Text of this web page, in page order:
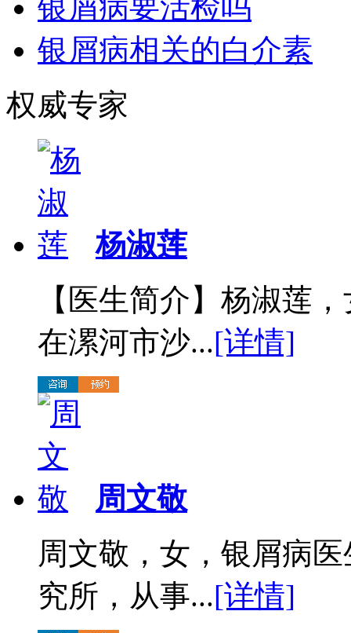
银屑病要活检吗
银屑病相关的白介素
权威专家
杨淑莲
【医生简介】杨淑莲
在漯河市沙...[详情]
周文敬
周文敬，女，银屑病
究所，从事...[详情]